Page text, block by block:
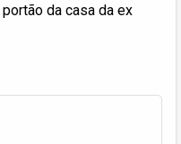
da casa da ex